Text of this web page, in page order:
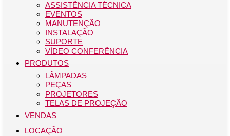
ASSISTÊNCIA TÉCNICA
EVENTOS
MANUTENÇÃO
INSTALAÇÃO
SUPORTE
VÍDEO CONFERÊNCIA
PRODUTOS
LÂMPADAS
PEÇAS
PROJETORES
TELAS DE PROJEÇÃO
VENDAS
LOCAÇÃO